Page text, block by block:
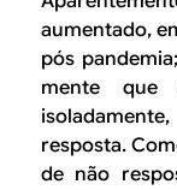
aumentado,
pós
mente
resposta.
de não